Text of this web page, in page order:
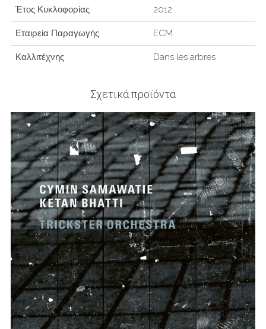
Έτος Κυκλοφορίας 2012
Εταιρεία Παραγωγής ECM
Καλλιτέχνης Dans les arbres
Σχετικά προϊόντα